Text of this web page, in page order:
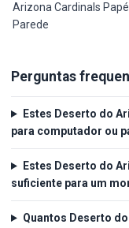
Arizona Cardinals
Parede
Perguntas
Estes Deserto do
para computador ou
Estes Deserto do
suficiente para um
Quantos Deserto